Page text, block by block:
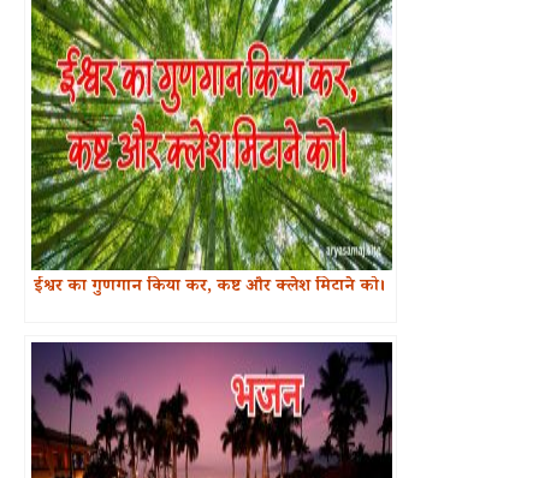
ईश्वर का गुणगान किया कर, कष्ट और क्लेश मिटाने को।